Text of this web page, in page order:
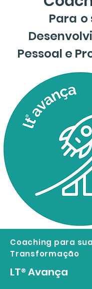
Para o
Pessoal e
Coaching para sua
Transformação
LT®Avança